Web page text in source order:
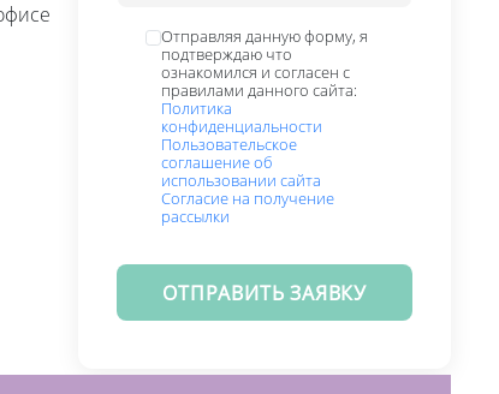
Отправляя данную форму, я
подтверждаю что
ознакомился и согласен с
правилами данного сайта:
Политика
конфиденциальности
Пользовательское
соглашение об
использовании сайта
Согласие на получение
рассылки
ОТПРАВИТЬ ЗАЯВКУ